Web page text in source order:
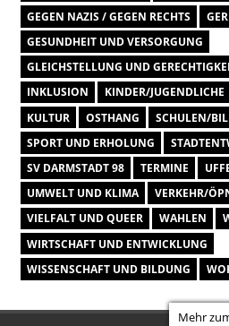
GEGEN NAZIS / GEGEN RECHTS
GESUNDHEIT UND VERSORGUNG
GLEICHSTELLUNG UND
INKLUSION
KINDER/JUGENDLICHE
KULTUR
OSTHANG SCHULEN/
SPORT UND ERHOLUNG
SV DARMSTADT 98
TERMINE
UMWELT UND KLIMA
VERKEHR/
VIELFALT UND QUEER
WAHLEN
WIRTSCHAFT UND ENTWICKLUNG
WISSENSCHAFT UND BILDUNG
Mehr